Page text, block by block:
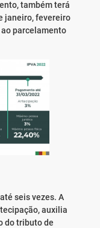
também terá
janeiro, fevereiro
parcelamento
seis vezes. A
auxilia
do tributo de